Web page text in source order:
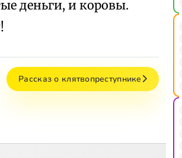
деньги, и коровы.
Рассказ о клятвопреступнике